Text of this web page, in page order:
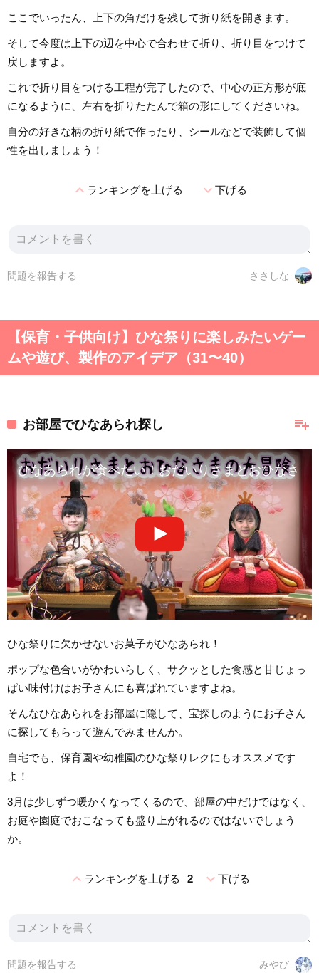
ここでいったん、上下の角だけを残して折り紙を開きます。
そして今度は上下の辺を中心で合わせて折り、折り目をつけて
戻しますよ。
これで折り目をつける工程が完了したので、中心の正方形が底
になるように、左右を折りたたんで箱の形にしてくださいね。
自分の好きな柄の折り紙で作ったり、シールなどで装飾して個
性を出しましょう！
expand_lessランキングを上げる expand_more下げる
ささしな
問題を報告する
【保育・子供向け】ひな祭りに楽しみたいゲー
ムや遊び、製作のアイデア（31〜40）
playlist_add
お部屋でひなあられ探し
ひなあられが食べたい！おだいりさまとおひなさま
ひな祭りに欠かせないお菓子がひなあられ！
ポップな色合いがかわいらしく、サクッとした食感と甘じょっ
ぱい味付けはお子さんにも喜ばれていますよね。
そんなひなあられをお部屋に隠して、宝探しのようにお子さん
に探してもらって遊んでみませんか。
自宅でも、保育園や幼稚園のひな祭りレクにもオススメです
よ！
3月は少しずつ暖かくなってくるので、部屋の中だけではなく、
お庭や園庭でおこなっても盛り上がれるのではないでしょう
か。
expand_lessランキングを上げる 2 expand_more下げる
みやび
問題を報告する